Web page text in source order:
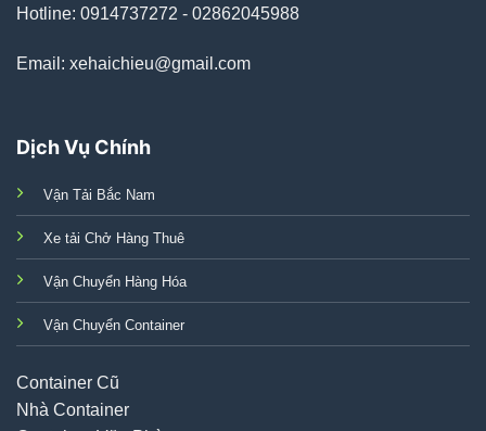
Hotline: 0914737272 - 02862045988
Email: xehaichieu@gmail.com
Dịch Vụ Chính
Vận Tải Bắc Nam
Xe tải Chở Hàng Thuê
Vận Chuyển Hàng Hóa
Vận Chuyển Container
Container Cũ
Nhà Container